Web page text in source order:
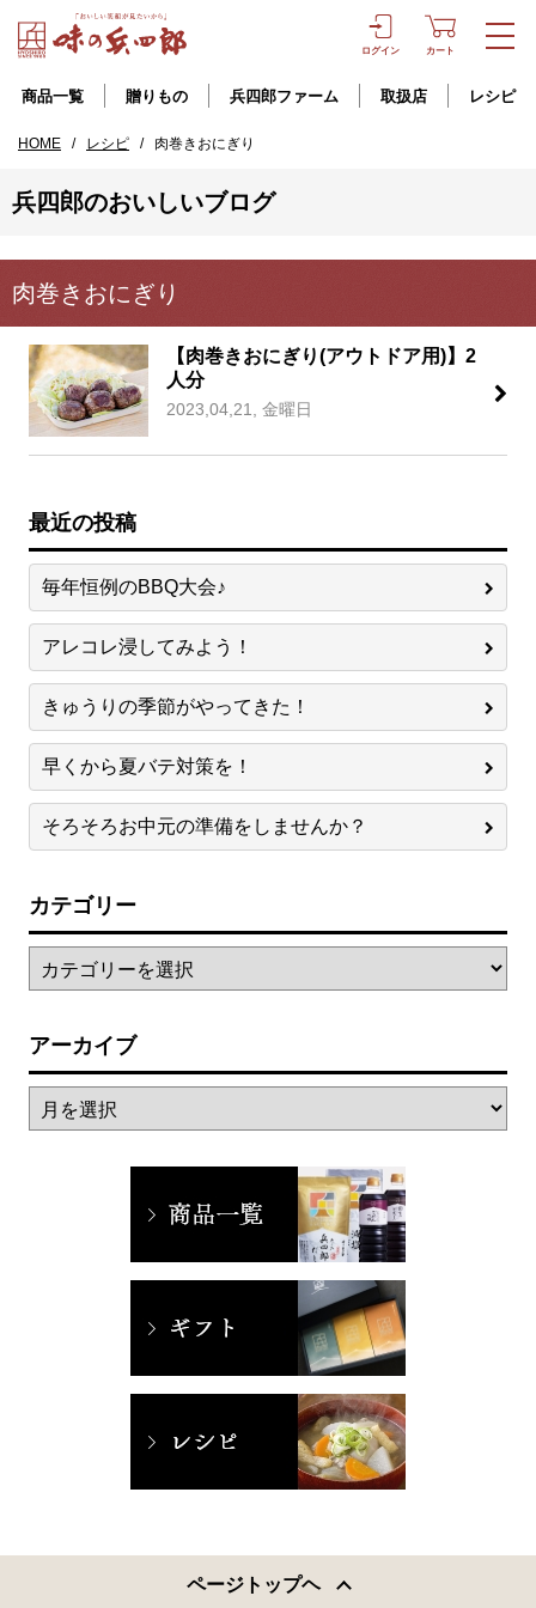
ログイン カート
商品一覧 贈りもの 兵四郎ファーム 取扱店 レシピ
HOME / レシピ / 肉巻きおにぎり
兵四郎のおいしいブログ
肉巻きおにぎり
【肉巻きおにぎり(アウトドア用)】2
人分
2023,04,21, 金曜日
最近の投稿
毎年恒例のBBQ大会♪
アレコレ浸してみよう！
きゅうりの季節がやってきた！
早くから夏バテ対策を！
そろそろお中元の準備をしませんか？
カテゴリー
アーカイブ
ページトップヘ